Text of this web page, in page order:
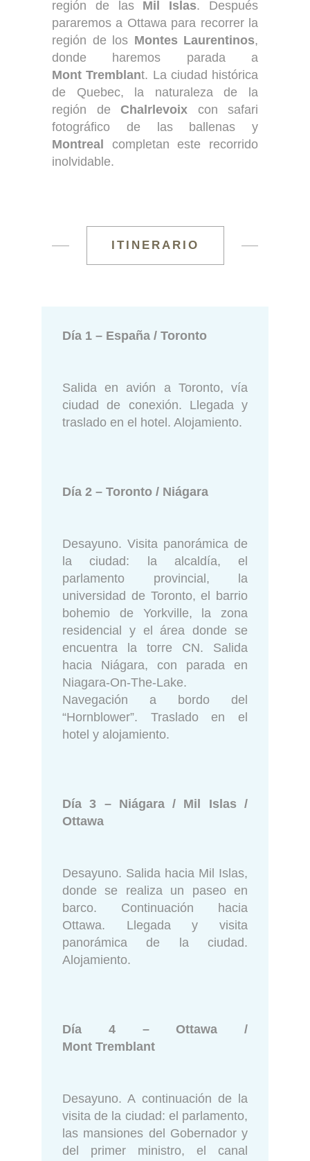
región de las Mil Islas. Después
pararemos a Ottawa para recorrer la
región de los Montes Laurentinos,
donde haremos parada a
Mont Tremblant. La ciudad histórica
de Quebec, la naturaleza de la
región de Chalrlevoix con safari
fotográfico de las ballenas y
Montreal
completan este recorrido
inolvidable.
ITINERARIO
Día 1 – España / Toronto
Salida en avión a Toronto, vía
ciudad de conexión. Llegada y
traslado en el hotel. Alojamiento.
Día 2 – Toronto / Niágara
Desayuno. Visita panorámica de
la ciudad: la alcaldía, el
parlamento provincial, la
universidad de Toronto, el barrio
bohemio de Yorkville, la zona
residencial y el área donde se
encuentra la torre CN. Salida
hacia Niágara, con parada en
Niagara-On-The-Lake.
Navegación a bordo del
“Hornblower”. Traslado en el
hotel y alojamiento.
Día 3 – Niágara / Mil Islas /
Ottawa
Desayuno. Salida hacia Mil Islas,
donde se realiza un paseo en
barco. Continuación hacia
Ottawa. Llegada y visita
panorámica de la ciudad.
Alojamiento.
Día 4 – Ottawa /
Mont Tremblant
Desayuno. A continuación de la
visita de la ciudad: el parlamento,
las mansiones del Gobernador y
del primer ministro, el canal